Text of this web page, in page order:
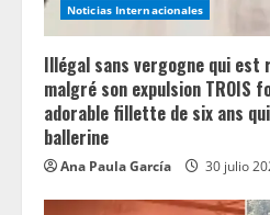
Noticias Internacionales
Illégal sans vergogne qui est
malgré son expulsion TROIS
adorable fillette de six ans
ballerine
Ana Paula García 30 julio